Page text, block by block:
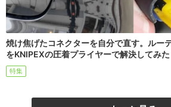
焼け焦げたコネクターを自分で直す。ルー
をKNIPEXの圧着プライヤーで解決してみた
特集